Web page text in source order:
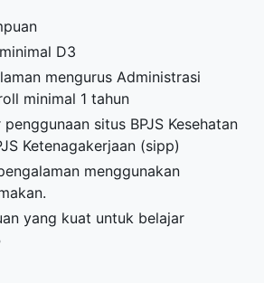
D3
mengurus Administrasi
minimal 1 tahun
situs BPJS Kesehatan
Ketenagakerjaan (sipp)
menggunakan
yang kuat untuk belajar